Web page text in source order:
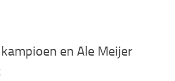
en Ale Meijer